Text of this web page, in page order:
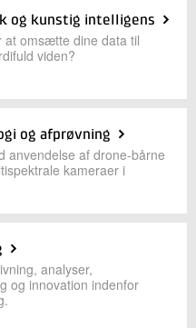
og kunstig intelligens
at omsætte dine data til
viden?
og afprøvning
anvendelse af drone-bårne
kameraer i
analyser,
og innovation indenfor